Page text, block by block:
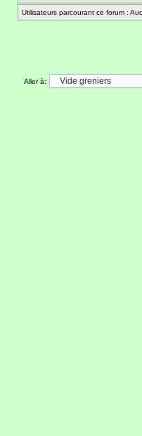
Utilisateurs parcourant ce forum :
Aller à: